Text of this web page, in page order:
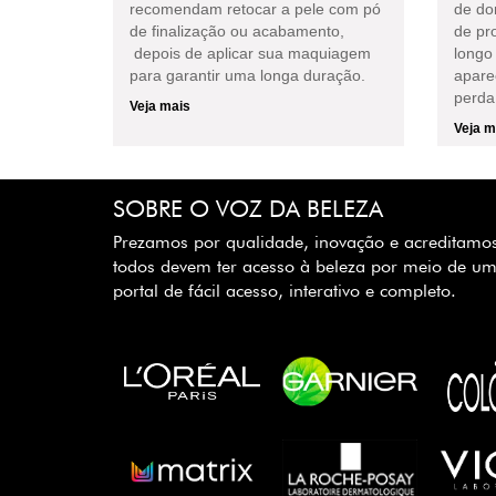
recomendam retocar a pele com pó
de finalização ou acabamento,
depois de aplicar sua maquiagem
para garantir uma longa duração.
Veja mais
de
de
Veja
SOBRE O VOZ DA BELEZA
Prezamos por qualidade, inovação e
todos devem ter acesso à beleza por meio de um
portal de fácil acesso, interativo e completo.